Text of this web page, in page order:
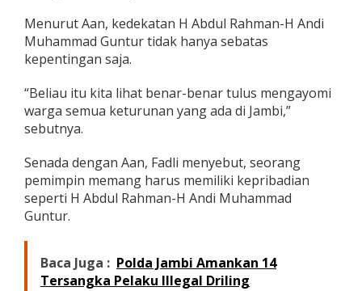
W
a
r
g
K
e
u
n
a
n
g
Menurut Aan, kedekatan H Abdul Rahman-H Andi
Muhammad Guntur tidak hanya sebatas
kepentingan saja.
“Beliau itu kita lihat benar-benar tulus mengayomi
warga semua keturunan yang ada di Jambi,”
sebutnya.
Senada dengan Aan, Fadli menyebut, seorang
pemimpin memang harus memiliki kepribadian
seperti H Abdul Rahman-H Andi Muhammad
Guntur.
Baca Juga : Polda Jambi Amankan 14
Tersangka Pelaku Illegal Driling